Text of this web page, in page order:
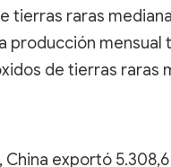
tierras raras
mensual
de tierras raras
exportó